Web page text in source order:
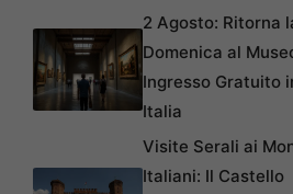
2 Agosto: Ritorna
Domenica al
Ingresso Gratuito
Italia
Visite Serali ai
Italiani: Il Castello